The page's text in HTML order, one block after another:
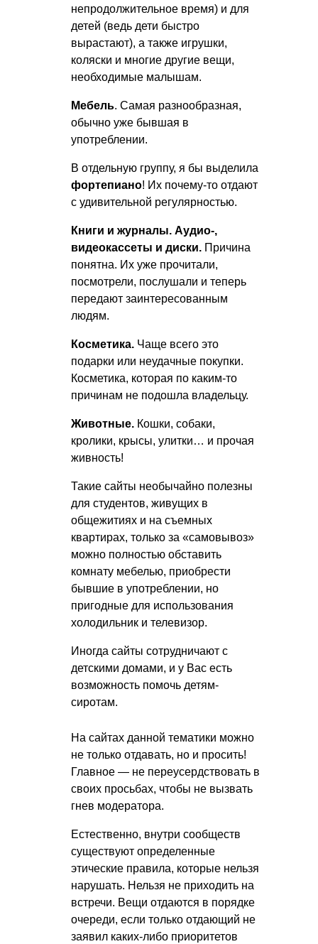
непродолжительное время) и для
детей (ведь дети быстро
вырастают), а также игрушки,
коляски и многие другие вещи,
необходимые малышам.
Мебель. Самая разнообразная,
обычно уже бывшая в
употреблении.
В отдельную группу, я бы выделила
фортепиано! Их почему-то отдают
с удивительной регулярностью.
Книги и журналы. Аудио-,
видеокассеты и диски. Причина
понятна. Их уже прочитали,
посмотрели, послушали и теперь
передают заинтересованным
людям.
Косметика. Чаще всего это
подарки или неудачные покупки.
Косметика, которая по каким-то
причинам не подошла владельцу.
Животные. Кошки, собаки,
кролики, крысы, улитки… и прочая
живность!
Такие сайты необычайно полезны
для студентов, живущих в
общежитиях и на съемных
квартирах, только за «самовывоз»
можно полностью обставить
комнату мебелью, приобрести
бывшие в употреблении, но
пригодные для использования
холодильник и телевизор.
Иногда сайты сотрудничают с
детскими домами, и у Вас есть
возможность помочь детям-
сиротам.
На сайтах данной тематики можно
не только отдавать, но и просить!
Главное — не переусердствовать в
своих просьбах, чтобы не вызвать
гнев модератора.
Естественно, внутри сообществ
существуют определенные
этические правила, которые нельзя
нарушать. Нельзя не приходить на
встречи. Вещи отдаются в порядке
очереди, если только отдающий не
заявил каких-либо приоритетов